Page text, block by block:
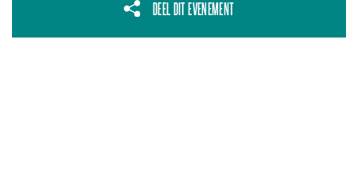
DEEL DIT EVENEMENT